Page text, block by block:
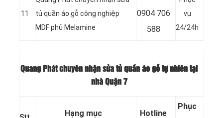
11
tủ quần áo gỗ công nghiệp
MDF phủ Melamine
0904 706
588
vụ
24/24h
Quang Phát chuyên nhận sửa tủ quần áo gỗ tự nhiên tại
nhà Quận 7
Hạng mục Hotline
Phục